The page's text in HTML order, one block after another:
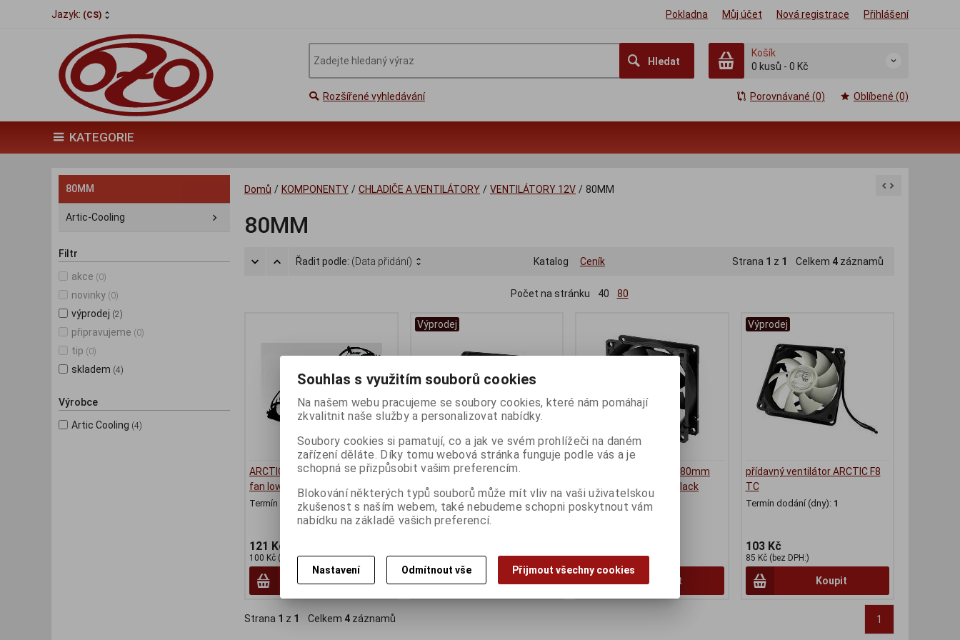
Jazyk: (CS) Pokladna Můj účet Nová registrace Přihlášení
Hledat
Košík
0 kusů - 0 Kč
Rozšířené vyhledávání Porovnávané (0) Oblíbené (0)
KATEGORIE
80MM
Artic-Cooling
Filtr
akce (0)
novinky (0)
výprodej (2)
připravujeme (0)
tip (0)
skladem (4)
Výrobce
Artic Cooling (4)
Domů / KOMPONENTY / CHLADIČE A VENTILÁTORY / VENTILÁTORY 12V / 80MM
80MM
Řadit podle: (Data přidání) Katalog Ceník Strana 1 z 1 Celkem 4 záznamů
Počet na stránku 40 80
ARCTIC F8 PRO 80mm case
fan low noise
Termín dodání (dny):4
121 Kč
100 Kč (bez DPH:)
Výprodej
!Výprodej Arctic-Cooling Fan F8
PWM
Termín dodání (dny):1
90 Kč (bez DPH:)
Koupit
ARCTIC F8 Case Fan - 80mm
case fan low noise - Black
Color
93 Kč (bez DPH:)
Koupit
Výprodej
přídavný ventilátor ARCTIC F8
TC
Termín dodání (dny): 1
103 Kč
85 Kč (bez DPH:)
Koupit
Strana 1 z 1 Celkem 4 záznamů 1
Souhlas s využitím souborů cookies
Na našem webu pracujeme se soubory cookies, které nám pomáhají
zkvalitnit naše služby a personalizovat nabídky.
Soubory cookies si pamatují, co a jak ve svém prohlížeči na daném
zařízení děláte. Díky tomu webová stránka funguje podle vás a je
schopná se přizpůsobit vašim preferencím.
Blokování některých typů souborů může mít vliv na vaši uživatelskou
zkušenost s naším webem, také nebudeme schopni poskytnout vám
nabídku na základě vašich preferencí.
Nastavení Odmítnout vše Přijmout všechny cookies